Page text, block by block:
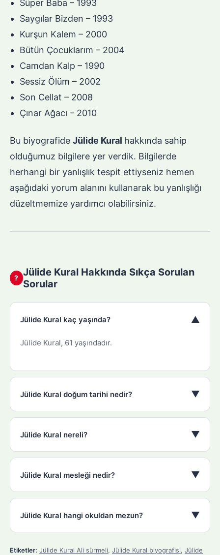
Süper Baba – 1993
Saygılar Bizden – 1993
Kurşun Kalem – 2000
Bütün Çocuklarım – 2004
Camdan Kalp – 1990
Sessiz Ölüm – 2002
Son Cellat – 2008
Çınar Ağacı – 2010
Bu biyografide Jülide Kural hakkında sahip
olduğumuz bilgilere yer verdik. Bilgilerde
herhangi bir yanlışlık tespit ettiyseniz hemen
aşağıdaki yorum alanını kullanarak bu yanlışlığı
düzeltmemize yardımcı olabilirsiniz.
? Jülide Kural Hakkında Sıkça Sorulan
Sorular
Jülide Kural kaç yaşında? ▼
Jülide Kural, 61 yaşındadır.
Jülide Kural doğum tarihi nedir? ▼
Jülide Kural nereli? ▼
Jülide Kural mesleği nedir? ▼
Jülide Kural hangi okuldan mezun? ▼
Etiketler: Jülide Kural Ali sürmeli, Jülide Kural biyografisi, Jülide